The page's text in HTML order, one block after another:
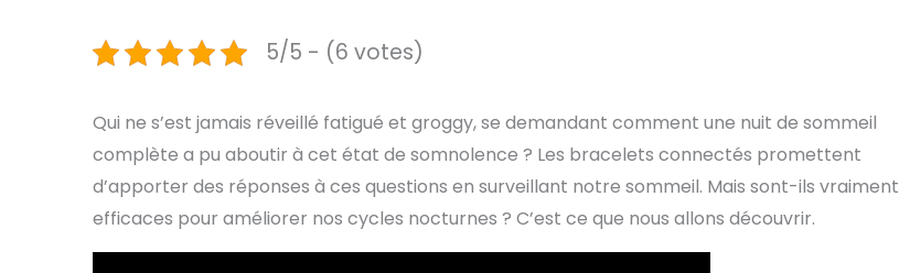
5/5 - (6 votes)
Qui ne s’est jamais réveillé fatigué et groggy, se demandant comment une nuit de sommeil
complète a pu aboutir à cet état de somnolence ? Les bracelets connectés promettent
d’apporter des réponses à ces questions en surveillant notre sommeil. Mais sont-ils vraiment
efficaces pour améliorer nos cycles nocturnes ? C’est ce que nous allons découvrir.